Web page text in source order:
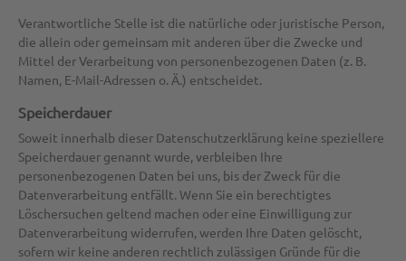
Verantwortliche Stelle ist die natürliche oder juristische Person,
die allein oder gemeinsam mit anderen über die Zwecke und
Mittel der Verarbeitung von personenbezogenen Daten (z. B.
Namen, E-Mail-Adressen o. Ä.) entscheidet.
Speicherdauer
Soweit innerhalb dieser Datenschutzerklärung keine speziellere
Speicherdauer genannt wurde, verbleiben Ihre
personenbezogenen Daten bei uns, bis der Zweck für die
Datenverarbeitung entfällt. Wenn Sie ein berechtigtes
Löschersuchen geltend machen oder eine Einwilligung zur
Datenverarbeitung widerrufen, werden Ihre Daten gelöscht,
sofern wir keine anderen rechtlich zulässigen Gründe für die